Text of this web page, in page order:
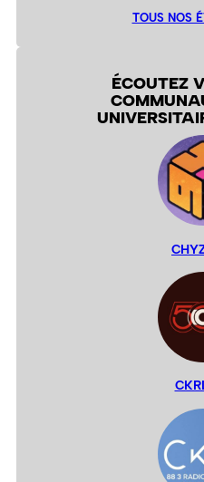
TOUS NOS
ÉCOUTEZ